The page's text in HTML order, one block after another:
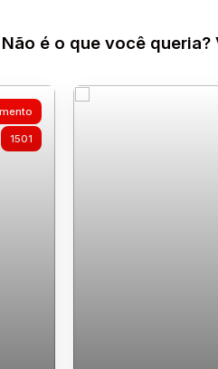
Não é o que você
1501